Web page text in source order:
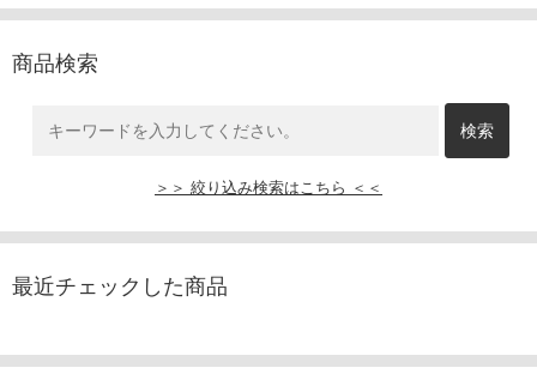
商品検索
＞＞ 絞り込み検索はこちら ＜＜
最近チェックした商品